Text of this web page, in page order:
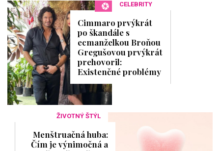
CELEBRITY
Cimmaro prvýkrát
po škandále s
ecmanželkou Broňou
Gregušovou prvýkrát
prehovoril:
Existenčné problémy
ŽIVOTNÝ ŠTÝL
Menštruačná huba:
Čím je výnimočná a